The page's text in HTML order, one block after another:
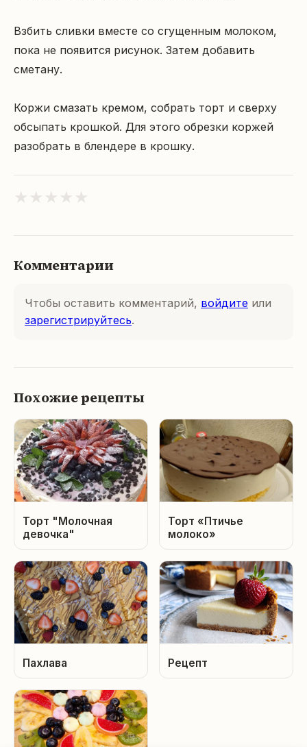
Взбить сливки вместе со сгущенным молоком,
пока не появится рисунок. Затем добавить
сметану.
Коржи смазать кремом, собрать торт и сверху
обсыпать крошкой. Для этого обрезки коржей
разобрать в блендере в крошку.
★ ★ ★ ★ ★
Комментарии
Чтобы оставить комментарий, войдите или
зарегистрируйтесь.
Похожие рецепты
Торт "Молочная
девочка"
Торт «Птичье
молоко»
Пахлава Рецепт